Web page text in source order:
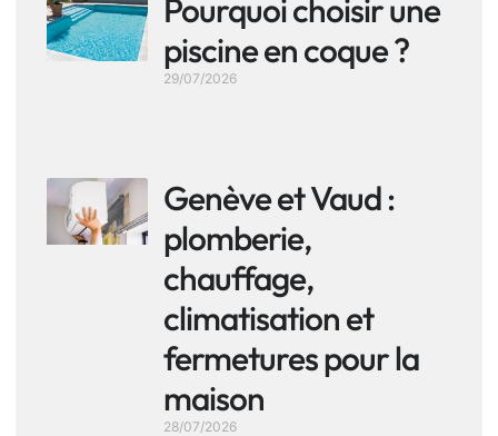
Pourquoi choisir une
piscine en coque ?
29/07/2026
Genève et Vaud :
plomberie,
chauffage,
climatisation et
fermetures pour la
maison
28/07/2026